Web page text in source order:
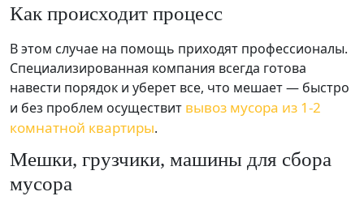
Как происходит процесс
В этом случае на помощь приходят профессионалы.
Специализированная компания всегда готова
навести порядок и уберет все, что мешает — быстро
и без проблем осуществит вывоз мусора из 1-2
комнатной квартиры.
Мешки, грузчики, машины для сбора
мусора